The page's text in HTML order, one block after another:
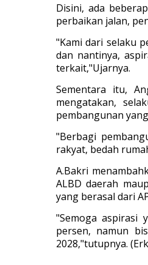
Disini, ada
perbaikan jalan,
"Kami dari selaku
dan nantinya,
terkait,"Ujarnya.
Sementara itu,
mengatakan,
pembangunan
"Berbagi
rakyat, bedah
A.Bakri
ALBD daerah
yang berasal dari
"Semoga aspirasi
persen, namun
2028,"tutupnya.